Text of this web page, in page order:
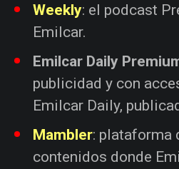
Weekly: el podcast
Emilcar.
Emilcar Daily
publicidad y con
Emilcar Daily,
Mambler: plataforma
contenidos donde